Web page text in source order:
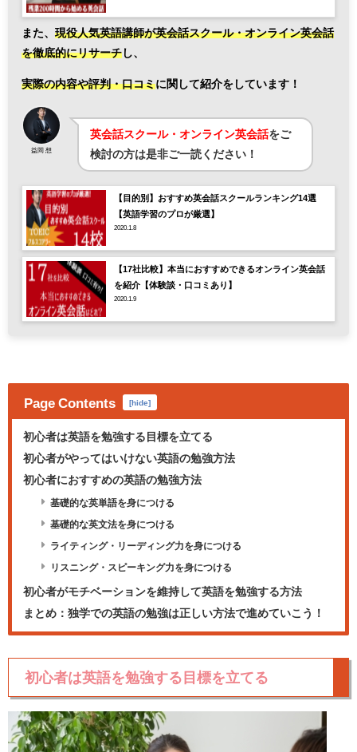
また、 現役人気英語講師が英会話スクール・オンライン英会話
を徹底的にリサーチ し、
実際の内容や評判・口コミに関して紹介をしています！
益岡 想
英会話スクール・オンライン英会話をご
検討の方は是非ご一読ください！
【目的別】おすすめ英会話スクールランキング14選
【英語学習のプロが厳選】
2020.1.8
【17社比較】本当におすすめできるオンライン英会話
を紹介【体験談・口コミあり】
2020.1.9
Page Contents [hide]
初心者は英語を勉強する目標を立てる
初心者がやってはいけない英語の勉強方法
初心者におすすめの英語の勉強方法
基礎的な英単語を身につける
基礎的な英文法を身につける
ライティング・リーディング力を身につける
リスニング・スピーキング力を身につける
初心者がモチベーションを維持して英語を勉強する方法
まとめ：独学での英語の勉強は正しい方法で進めていこう！
初心者は英語を勉強する目標を立てる